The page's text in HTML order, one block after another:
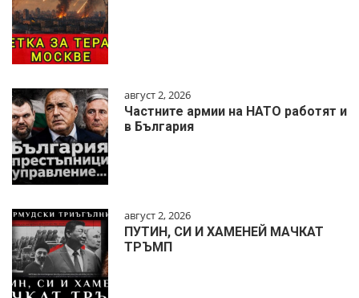
август 2, 2026
Частните армии на НАТО работят и
в България
август 2, 2026
ПУТИН, СИ И ХАМЕНЕЙ МАЧКАТ
ТРЪМП